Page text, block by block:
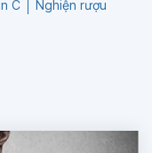
C Nghiện rượu